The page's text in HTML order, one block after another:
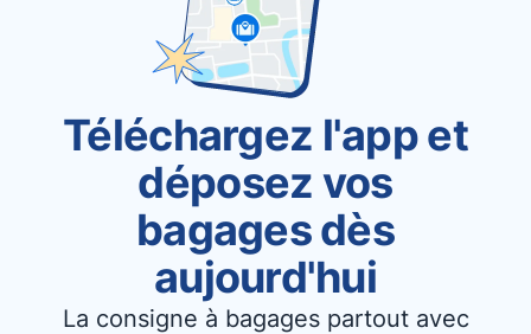
Téléchargez l'app et
déposez vos
bagages dès
aujourd'hui
La consigne à bagages partout avec